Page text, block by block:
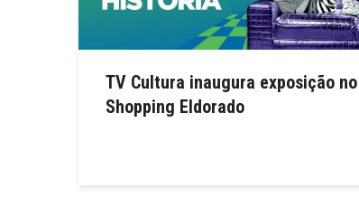
TV Cultura inaugura exposição no
Shopping Eldorado